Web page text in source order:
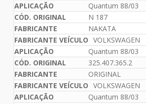
Quantum 88/03
N 187
NAKATA
VOLKSWAGEN
Quantum 88/03
325.407.365.2
ORIGINAL
VOLKSWAGEN
Quantum 88/03